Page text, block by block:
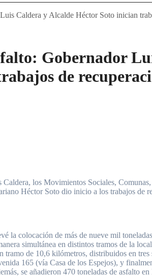
Caldera y Alcalde Héctor Soto inician
Gobernador
de
los Movimientos Sociales,
Héctor Soto dio inicio a los trabajos de
la colocación de más de nueve mil
simultánea en distintos tramos de la
de 10,6 kilómetros, distribuidos en tres
165 (vía Casa de los Espejos), y
se añadieron 470 toneladas de asfalto